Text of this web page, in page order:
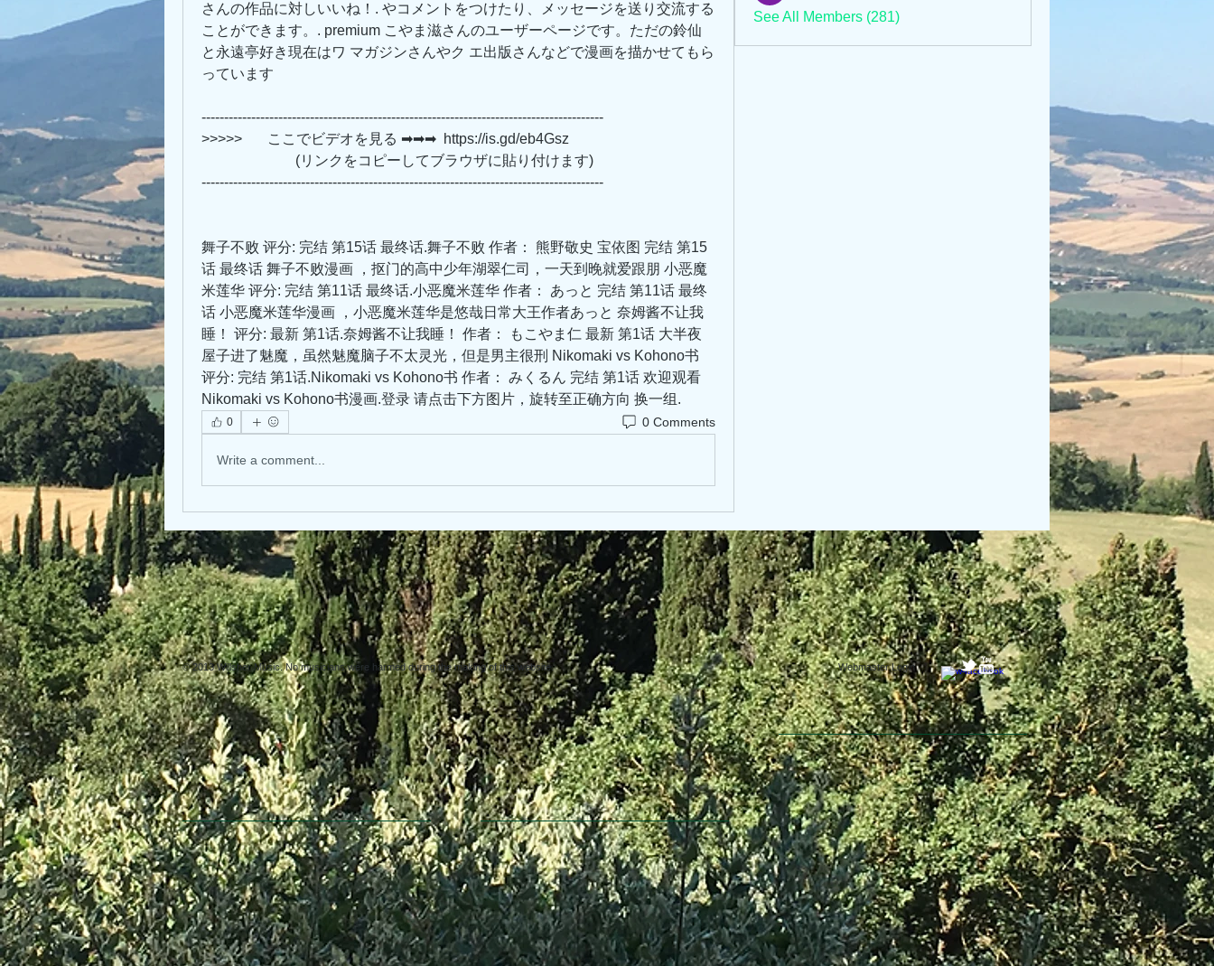
さんの作品に対しいいね！. やコメントをつけたり、メッセージを送り交流する
ことができます。. premium こやま滋さんのユーザーページです。ただの鈴仙
と永遠亭好き現在はワ マガジンさんやク エ出版さんなどで漫画を描かせてもら
っています
-----------------------------------------------------------------------------------------
>>>>>       ここでビデオを見る ➡➡➡  https://is.gd/eb4Gsz
                          (リンクをコピーしてブラウザに貼り付けます)
-----------------------------------------------------------------------------------------
舞子不败 评分: 完结 第15话 最终话.舞子不败 作者： 熊野敬史 宝依图 完结 第15
话 最终话 舞子不败漫画 ，抠门的高中少年湖翠仁司，一天到晚就爱跟朋 小恶魔
米莲华 评分: 完结 第11话 最终话.小恶魔米莲华 作者： あっと 完结 第11话 最终
话 小恶魔米莲华漫画 ，小恶魔米莲华是悠哉日常大王作者あっと 奈姆酱不让我
睡！ 评分: 最新 第1话.奈姆酱不让我睡！ 作者： もこやま仁 最新 第1话 大半夜
屋子进了魅魔，虽然魅魔脑子不太灵光，但是男主很刑 Nikomaki vs Kohono书
评分: 完结 第1话.Nikomaki vs Kohono书 作者： みくるん 完结 第1话 欢迎观看
Nikomaki vs Kohono书漫画.登录 请点击下方图片，旋转至正确方向 换一组.
0 0 Comments
Write a comment...
See All Members (281)
© 2013 Willsher Music. No musicians were harmed during the making of this website. Webmaster Login